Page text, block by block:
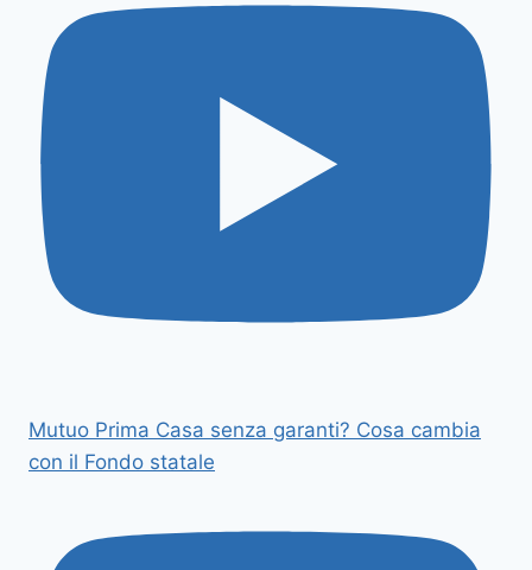
Mutuo Prima Casa senza garanti? Cosa cambia
con il Fondo statale